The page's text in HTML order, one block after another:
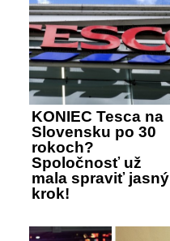
KONIEC Tesca na
Slovensku po 30
rokoch?
Spoločnosť už
mala spraviť jasný
krok!